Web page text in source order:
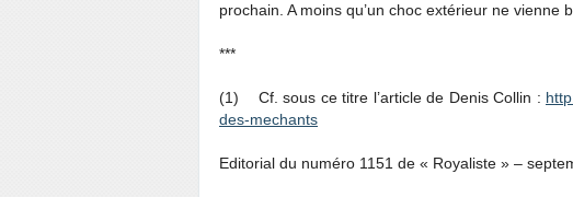
prochain. A moins qu’un choc extérieur ne vienne
***
(1) Cf. sous ce titre l’article de Denis Collin :
des-mechants
Editorial du numéro 1151 de « Royaliste » –